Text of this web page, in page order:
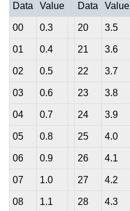
Data Value Data Value
00 0.3 20 3.5
01 0.4 21 3.6
02 0.5 22 3.7
03 0.6 23 3.8
04 0.7 24 3.9
05 0.8 25 4.0
06 0.9 26 4.1
07 1.0 27 4.2
08 1.1 28 4.3